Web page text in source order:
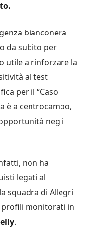
bianconera
da subito per
utile a rinforzare la
al test
per il “Caso
è a centrocampo,
negli
non ha
legati al
squadra di Allegri
profili monitorati in
.